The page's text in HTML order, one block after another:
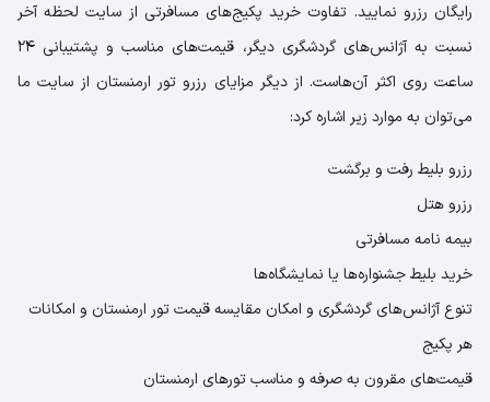
رایگان رزرو نمایید. تفاوت خرید پکیج‌های مسافرتی از سایت لحظه آخر
نسبت به آژانس‌های گردشگری دیگر، قیمت‌های مناسب و پشتیبانی 24
ساعت روی اکثر آن‌هاست. از دیگر مزایای رزرو تور ارمنستان از سایت ما
می‌توان به موارد زیر اشاره کرد:
رزرو بلیط رفت و برگشت
رزرو هتل
بیمه نامه مسافرتی
خرید بلیط جشنواره‌ها یا نمایشگاه‌ها
تنوع آژانس‌های گردشگری و امکان مقایسه قیمت تور ارمنستان و امکانات
هر پکیج
قیمت‌های مقرون به صرفه و مناسب تورهای ارمنستان